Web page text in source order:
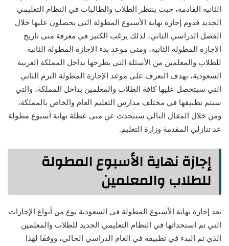
الثانيه القادمه، حيث ينتظر الطلاب والطالبات في النظام التعليمي
الجديد قدوم إجازة نهاية الأسبوع المطولة التي يحصلون عليها خلال
الفصل الدراسي الثاني، لذلك يرغب الكثير في معرفة متى تاريخ
الاجازه المطوله الثانيه، ومتى موعد بدء الإجازة المطولة الثانية
للطلاب والمعلمين من الأسئلة التي يطرحها بداخل المملكة العربية
السعودية، بهدف التعرف على موعد الإجازة المطولة الترم الثاني
التي سيتحصل عليها كافة الطلاب والمعلمين بداخل المملكة، والتي
سيتم تطبيقها في مختلف مدارس التعليم العام والخاص بالمملكة،
ومن خلال المقال التالي سنتحدث عن متى عطلة نهاية أسبوع مطولة
عد تنازلي المقدمة وزارة التعليم.
إجازة نهاية الأسبوع المطولة
للطلاب والمعلمين
تعد إجازة نهاية الأسبوع المطولة في السعودية نوع من أنواع الإجازات
التي تم استحداثها في النظام التعليمي الجديد للطلاب والمعلمين
الذي تم البدء في تطبيقه في العام الدراسي الحالي، ووفقًا لهذا